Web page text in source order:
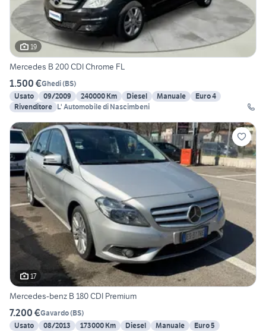
19
Mercedes B 200 CDI Chrome FL
1.500 €Ghedi(BS)
Usato
09/2009 240000 Km Diesel Manuale
Euro 4
Rivenditore L' Automobile di Nascimbeni
17
Mercedes-benz B 180 CDI Premium
7.200 €Gavardo(BS)
Usato
08/2013 173000 Km Diesel Manuale
Euro 5